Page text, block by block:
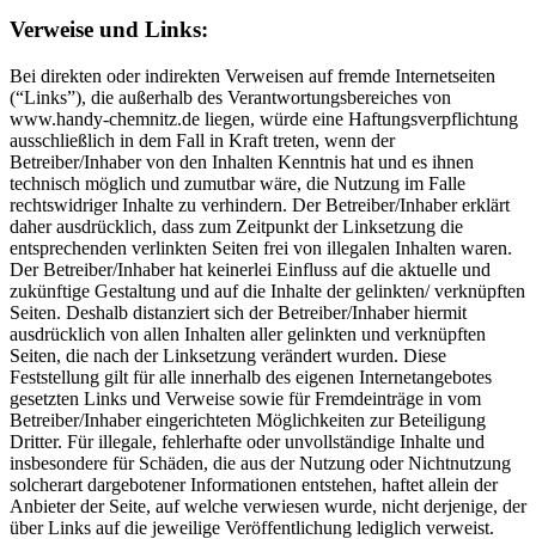
Verweise und Links:
Bei direkten oder indirekten Verweisen auf fremde Internetseiten
(“Links”), die außerhalb des Verantwortungsbereiches von
www.handy-chemnitz.de liegen, würde eine Haftungsverpflichtung
ausschließlich in dem Fall in Kraft treten, wenn der
Betreiber/Inhaber von den Inhalten Kenntnis hat und es ihnen
technisch möglich und zumutbar wäre, die Nutzung im Falle
rechtswidriger Inhalte zu verhindern. Der Betreiber/Inhaber erklärt
daher ausdrücklich, dass zum Zeitpunkt der Linksetzung die
entsprechenden verlinkten Seiten frei von illegalen Inhalten waren.
Der Betreiber/Inhaber hat keinerlei Einfluss auf die aktuelle und
zukünftige Gestaltung und auf die Inhalte der gelinkten/ verknüpften
Seiten. Deshalb distanziert sich der Betreiber/Inhaber hiermit
ausdrücklich von allen Inhalten aller gelinkten und verknüpften
Seiten, die nach der Linksetzung verändert wurden. Diese
Feststellung gilt für alle innerhalb des eigenen Internetangebotes
gesetzten Links und Verweise sowie für Fremdeinträge in vom
Betreiber/Inhaber eingerichteten Möglichkeiten zur Beteiligung
Dritter. Für illegale, fehlerhafte oder unvollständige Inhalte und
insbesondere für Schäden, die aus der Nutzung oder Nichtnutzung
solcherart dargebotener Informationen entstehen, haftet allein der
Anbieter der Seite, auf welche verwiesen wurde, nicht derjenige, der
über Links auf die jeweilige Veröffentlichung lediglich verweist.